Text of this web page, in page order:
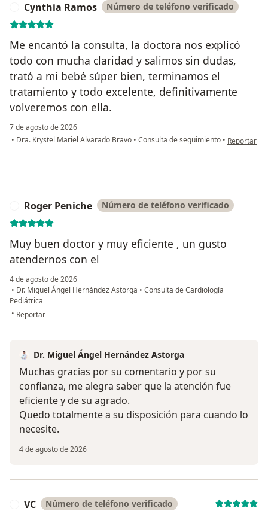
Cynthia Ramos Número de teléfono verificado
Me encantó la consulta, la doctora nos explicó
todo con mucha claridad y salimos sin dudas,
trató a mi bebé súper bien, terminamos el
tratamiento y todo excelente, definitivamente
volveremos con ella.
7 de agosto de 2026
• Dra. Krystel Mariel Alvarado Bravo • Consulta de seguimiento • en opinión
Reportar
Roger Peniche Número de teléfono verificado
Muy buen doctor y muy eficiente , un gusto
atendernos con el
4 de agosto de 2026
• Dr. Miguel Ángel Hernández Astorga • Consulta de Cardiología
Pediátrica
• en opinión del usuario Roger Peniche
Reportar
Dr. Miguel Ángel Hernández Astorga
Muchas gracias por su comentario y por su
confianza, me alegra saber que la atención fue
eficiente y de su agrado.
Quedo totalmente a su disposición para cuando lo
necesite.
4 de agosto de 2026
VC Número de teléfono verificado